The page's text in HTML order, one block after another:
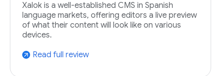
Xalok is a well-established CMS in Spanish
language markets, offering editors a live preview
of what their content will look like on various
devices.
arrow_outward Read full review